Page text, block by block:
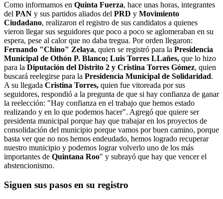
Como informamos en Quinta Fuerza, hace unas horas, integrantes
del PAN y sus partidos aliados del PRD y Movimiento
Ciudadano, realizaron el registro de sus candidatos a quienes
vieron llegar sus seguidores que poco a poco se aglomeraban en su
espera, pese al calor que no daba tregua. Por orden llegaron:
Fernando "Chino" Zelaya, quien se registró para la Presidencia
Municipal de Othón P. Blanco; Luis Torres LLañes, que lo hizo
para la Diputación del Distrito 2 y Cristina Torres Gómez, quien
buscará reelegirse para la Presidencia Municipal de Solidaridad.
A su llegada Cristina Torres, quien fue vitoreada por sus
seguidores, respondió a la pregunta de que si hay confianza de ganar
la reelección: "Hay confianza en el trabajo que hemos estado
realizando y en lo que podemos hacer". Agregó que quiere ser
presidenta municipal porque hay que trabajar en los proyectos de
consolidación del municipio porque vamos por buen camino, porque
basta ver que no nos hemos endeudado, hemos logrado recuperar
nuestro municipio y podemos lograr volverlo uno de los más
importantes de Quintana Roo" y subrayó que hay que vencer el
abstencionismo.
Siguen sus pasos en su registro